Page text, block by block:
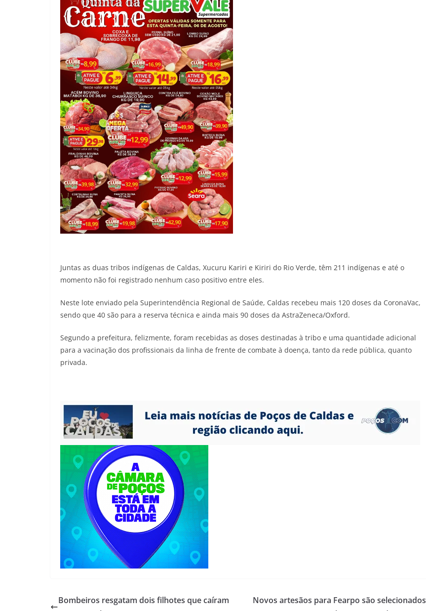
Juntas as duas tribos indígenas de Caldas, Xucuru Kariri e Kiriri do Rio Verde, têm 211 indígenas e até o
momento não foi registrado nenhum caso positivo entre eles.
Neste lote enviado pela Superintendência Regional de Saúde, Caldas recebeu mais 120 doses da CoronaVac,
sendo que 40 são para a reserva técnica e ainda mais 90 doses da AstraZeneca/Oxford.
Segundo a prefeitura, felizmente, foram recebidas as doses destinadas à tribo e uma quantidade adicional
para a vacinação dos profissionais da linha de frente de combate à doença, tanto da rede pública, quanto
privada.
Bombeiros resgatam dois filhotes que caíram
Novos artesãos para Fearpo são selecionados